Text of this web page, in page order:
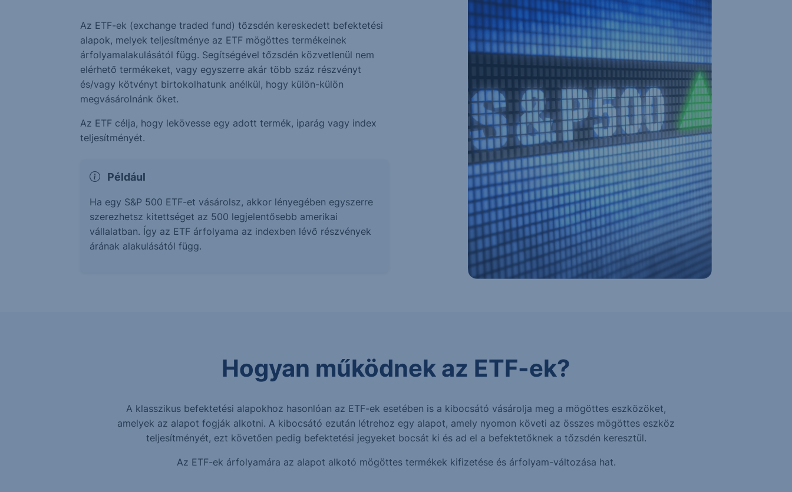
Az ETF-ek (exchange traded fund) tőzsdén kereskedett befektetési
alapok, melyek teljesítménye az ETF mögöttes termékeinek
árfolyamalakulásától függ. Segítségével tőzsdén közvetlenül nem
elérhető termékeket, vagy egyszerre akár több száz részvényt
és/vagy kötvényt birtokolhatunk anélkül, hogy külön-külön
megvásárolnánk őket.
Az ETF célja, hogy lekövesse egy adott termék, iparág vagy index
teljesítményét.
Például
Ha egy S&P 500 ETF-et vásárolsz, akkor lényegében egyszerre
szerezhetsz kitettséget az 500 legjelentősebb amerikai
vállalatban. Így az ETF árfolyama az indexben lévő részvények
árának alakulásától függ.
Hogyan működnek az ETF-ek?
A klasszikus befektetési alapokhoz hasonlóan az ETF-ek esetében is a kibocsátó vásárolja meg a mögöttes eszközöket,
amelyek az alapot fogják alkotni. A kibocsátó ezután létrehoz egy alapot, amely nyomon követi az összes mögöttes eszköz
teljesítményét, ezt követően pedig befektetési jegyeket bocsát ki és ad el a befektetőknek a tőzsdén keresztül.
Az ETF-ek árfolyamára az alapot alkotó mögöttes termékek kifizetése és árfolyam-változása hat.